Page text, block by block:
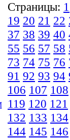
Страницы: 1
19 20 21 22
37 38 39 40
55 56 57 58
73 74 75 76
91 92 93 94
106 107 108
119 120 121
132 133 134
144 145 146